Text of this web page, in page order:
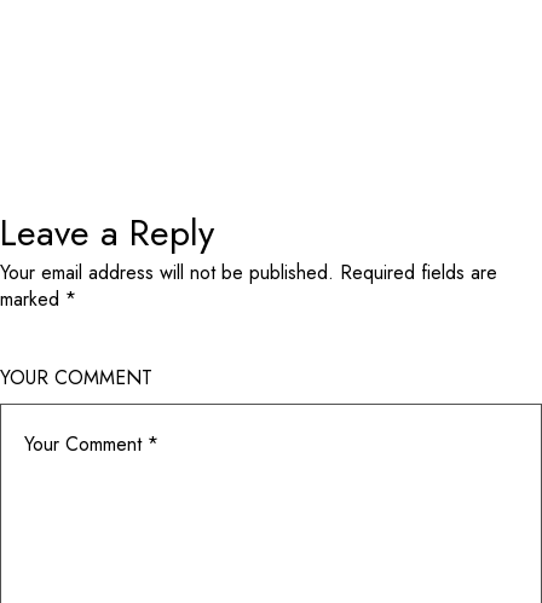
Leave a Reply
Your email address will not be published. Required fields are
marked *
YOUR COMMENT